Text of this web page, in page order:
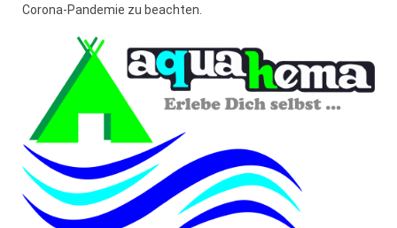
Corona-Pandemie zu beachten.